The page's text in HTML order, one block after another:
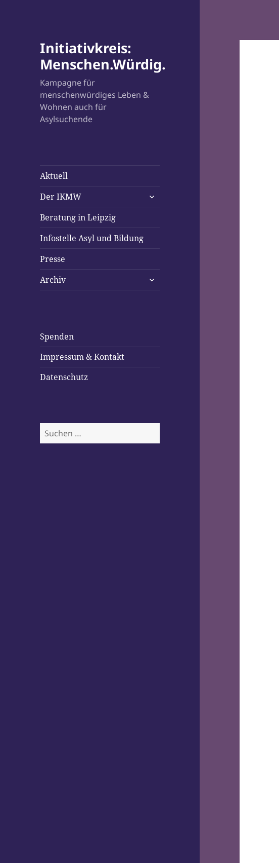
Initiativkreis:
Menschen.Würdig.
Kampagne für
menschenwürdiges Leben &
Wohnen auch für
Asylsuchende
Aktuell
Der IKMW
untermenü
Beratung in Leipzig
Infostelle Asyl und Bildung
Presse
Archiv
untermenü
Spenden
Impressum & Kontakt
Datenschutz
Suchen
nach: